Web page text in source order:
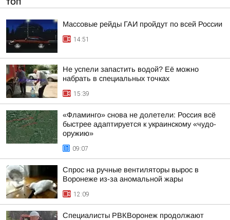
Массовые рейды ГАИ пройдут по всей России
14:51
Не успели запастить водой? Её можно
набрать в специальных точках
15:39
«Фламинго» снова не долетели: Россия всё
быстрее адаптируется к украинскому «чудо-
оружию»
09:07
Спрос на ручные вентиляторы вырос в
Воронеже из-за аномальной жары
12:09
Специалисты РВКВоронеж продолжают